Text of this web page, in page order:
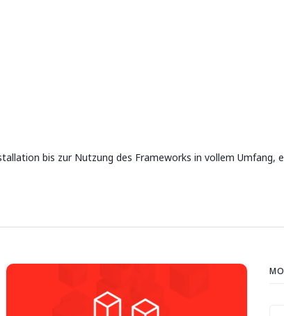
bis zur Nutzung des Frameworks in vollem Umfang,